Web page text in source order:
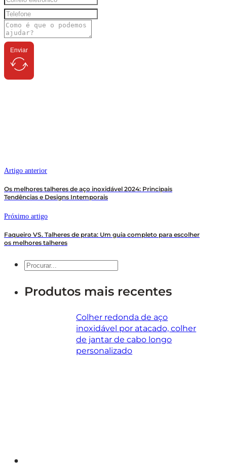
Enviar
Artigo anterior
Os melhores talheres de aço inoxidável 2024: Principais
Tendências e Designs Intemporais
Próximo artigo
Faqueiro VS. Talheres de prata: Um guia completo para escolher
os melhores talheres
Pesquisar
Produtos mais recentes
Colher redonda de aço
inoxidável por atacado, colher
de jantar de cabo longo
personalizado